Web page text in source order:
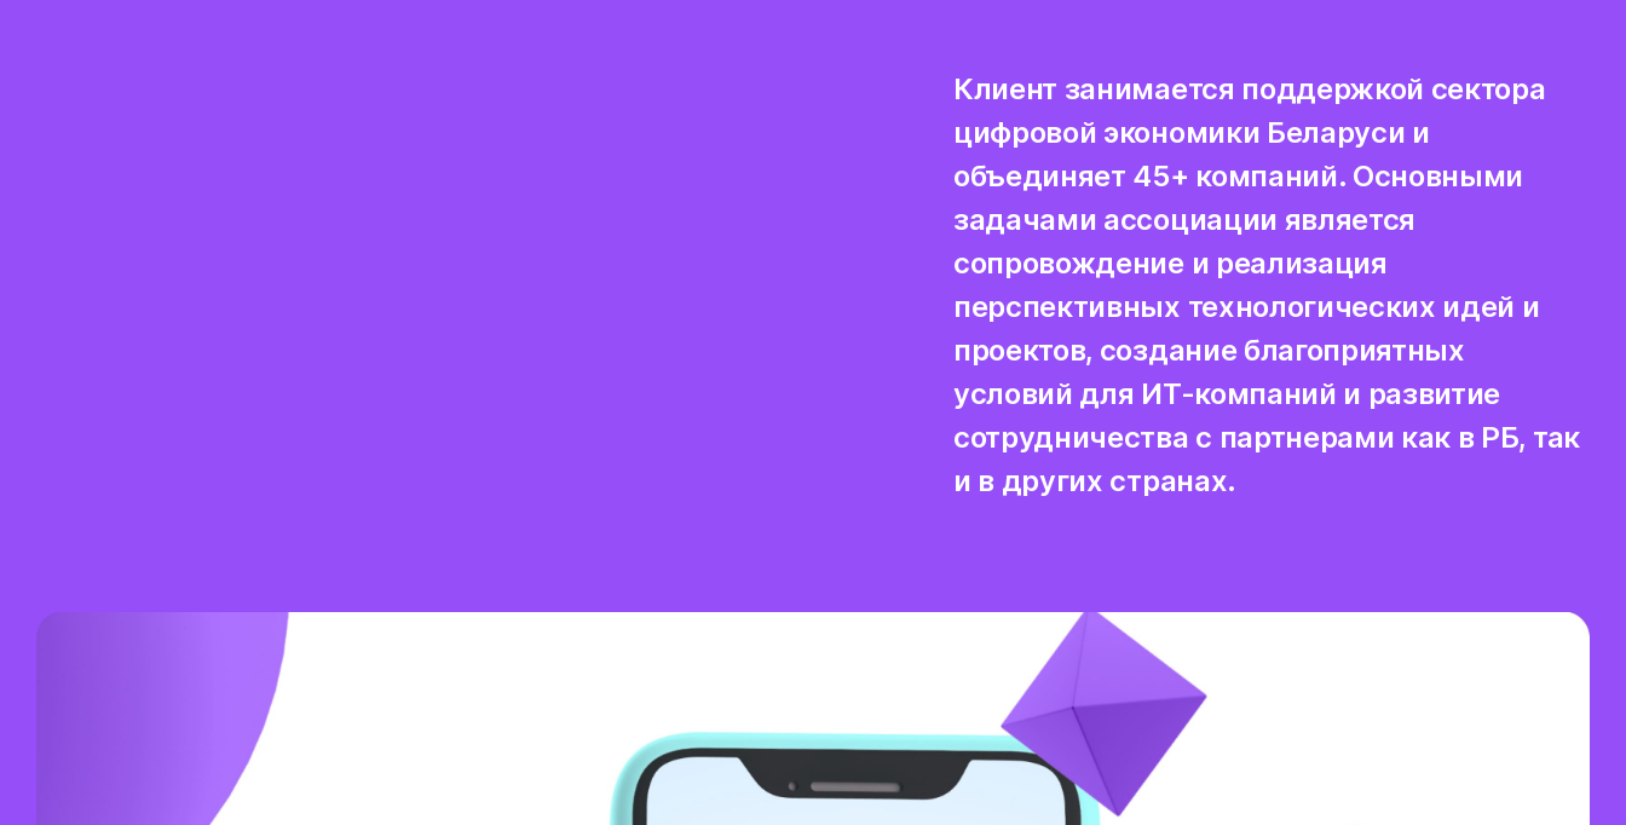
Клиент занимается поддержкой сектора
цифровой экономики Беларуси и
объединяет 45+ компаний. Основными
задачами ассоциации является
сопровождение и реализация
перспективных технологических идей и
проектов, создание благоприятных
условий для ИТ-компаний и развитие
сотрудничества с партнерами как в РБ, так
и в других странах.